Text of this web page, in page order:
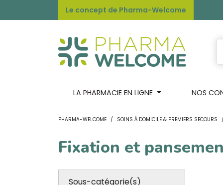
Le concept de Pharma-Welcome
LA PHARMACIE EN LIGNE NOS
PHARMA-WELCOME SOINS À DOMICILE & PREMIERS SECOURS
Fixation et
Sous-catégorie(s)